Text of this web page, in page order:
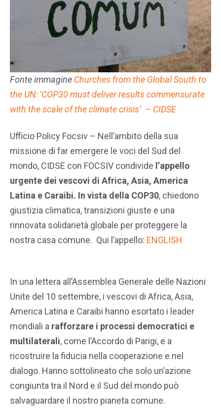
Fonte immagine Churches from the Global South to
the UN: ‘COP30 must deliver results commensurate
with the scale of the climate crisis’ – CIDSE
Ufficio Policy Focsiv – Nell’ambito della sua
missione di far emergere le voci del Sud del
mondo, CIDSE con FOCSIV condivide l’appello
urgente dei vescovi di Africa, Asia, America
Latina e Caraibi. In vista della COP30, chiedono
giustizia climatica, transizioni giuste e una
rinnovata solidarietà globale per proteggere la
nostra casa comune. Qui l’appello: ENGLISH
In una lettera all’Assemblea Generale delle Nazioni
Unite del 10 settembre, i vescovi di Africa, Asia,
America Latina e Caraibi hanno esortato i leader
mondiali a rafforzare i processi democratici e
multilaterali, come l’Accordo di Parigi, e a
ricostruire la fiducia nella cooperazione e nel
dialogo. Hanno sottolineato che solo un’azione
congiunta tra il Nord e il Sud del mondo può
salvaguardare il nostro pianeta comune.